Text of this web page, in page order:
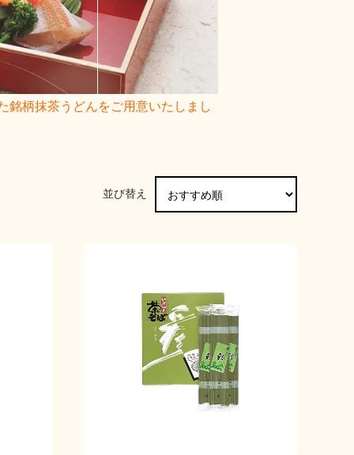
銘柄抹茶うどんをご用意いたしまし
並び替え